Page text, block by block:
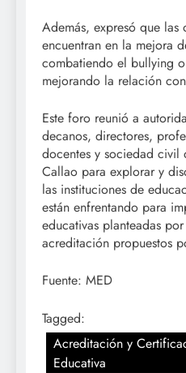
Además, expresó que las
encuentran en la mejora
combatiendo el bullying
mejorando la relación
Este foro reunió a
decanos, directores,
docentes y sociedad civil
Callao para explorar y
las instituciones de
están enfrentando para
educativas planteadas
acreditación propuestos
Fuente: MED
Tagged:
Acreditación y
Educativa